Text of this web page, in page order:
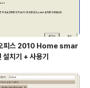
피스 2010 Home smar
설치기 + 사용기